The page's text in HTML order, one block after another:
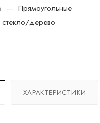
— Прямоугольные
стекло/дерево
ХАРАКТЕРИСТИКИ